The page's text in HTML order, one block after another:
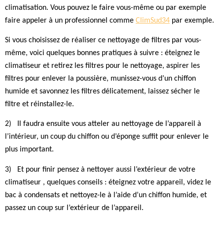
climatisation. Vous pouvez le faire vous-même ou par exemple
faire appeler à un professionnel comme ClimSud34 par exemple.
Si vous choisissez de réaliser ce nettoyage de filtres par vous-
même, voici quelques bonnes pratiques à suivre : éteignez le
climatiseur et retirez les filtres pour le nettoyage, aspirer les
filtres pour enlever la poussière, munissez-vous d’un chiffon
humide et savonnez les filtres délicatement, laissez sécher le
filtre et réinstallez-le.
2)
Il faudra ensuite vous atteler au nettoyage de l’appareil à
l’intérieur, un coup du chiffon ou d’éponge suffit pour enlever le
plus important.
3)
Et pour finir pensez à nettoyer aussi l’extérieur de votre
climatiseur , quelques conseils : éteignez votre appareil, videz le
bac à condensats et nettoyez-le à l’aide d’un chiffon humide, et
passez un coup sur l’extérieur de l’appareil.